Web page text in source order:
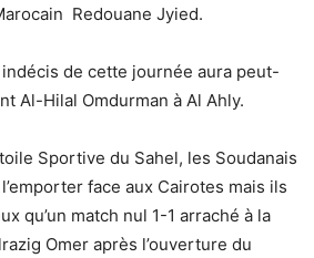
Redouane Jyied.
de cette journée aura peut-
Al-Hilal Omdurman à Al Ahly.
Sportive du Sahel, les Soudanais
face aux Cairotes mais ils
qu’un match nul 1-1 arraché à la
Omer après l’ouverture du